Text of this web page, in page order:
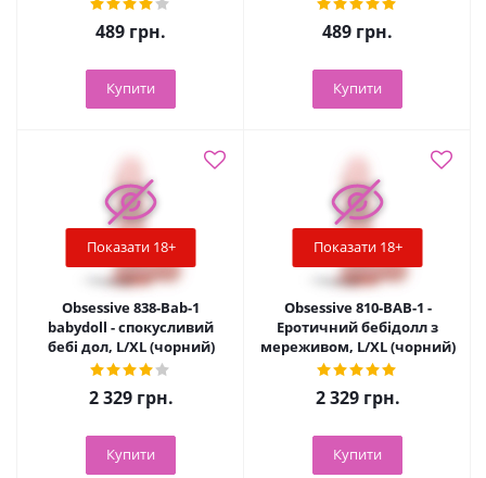
489 грн.
Купити
489 грн.
Купити
Показати 18+
Obsessive 838-Bab-1
babydoll - спокусливий
бебі дол, L/XL (чорний)
2 329грн.
Купити
Показати 18+
Obsessive 810-BAB-1 -
Еротичний бебідолл з
мереживом, L/XL (чорний)
2 329грн.
Купити